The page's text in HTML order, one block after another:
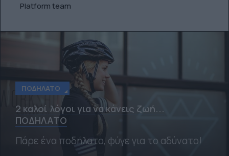
Platform team
ΠΟΔΉΛΑΤΟ
2 καλοί λόγοι για να κάνεις ζωή...
ΠΟΔΗΛΑΤΟ
Πάρε ένα ποδήλατο, φύγε για το αδύνατο!